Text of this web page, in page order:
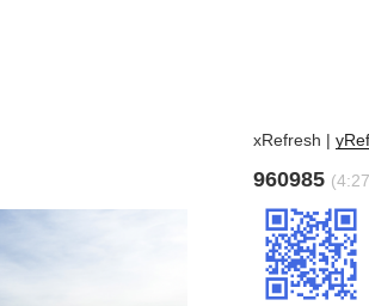
xRefresh |
960985